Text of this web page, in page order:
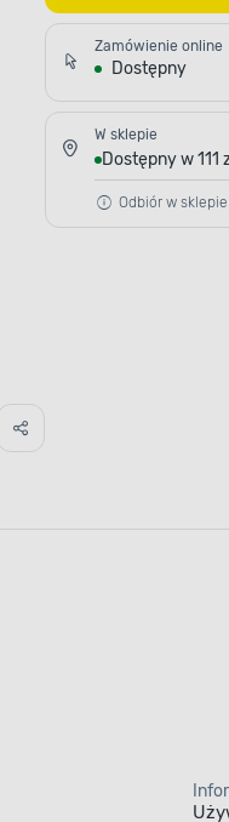
Zamówienie online
Dostępny
W sklepie
Dostępny w 111
Odbiór w